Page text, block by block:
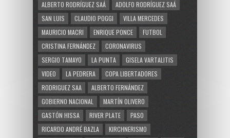
ALBERTO RODRÍGUEZ SAÁ
ADOLFO RODRÍGUEZ SAÁ
SAN LUIS
CLAUDIO POGGI
VILLA MERCEDES
MAURICIO MACRI
ENRIQUE PONCE
FUTBOL
CRISTINA FERNÁNDEZ
CORONAVIRUS
SERGIO TAMAYO
LA PUNTA
GISELA VARTALITIS
VIDEO
LA PEDRERA
COPA LIBERTADORES
RODRIGUEZ SAA
ALBERTO FERNÁNDEZ
GOBIERNO NACIONAL
MARTÍN OLIVERO
GASTÓN HISSA
RIVER PLATE
PASO
RICARDO ANDRÉ BAZLA
KIRCHNERISMO